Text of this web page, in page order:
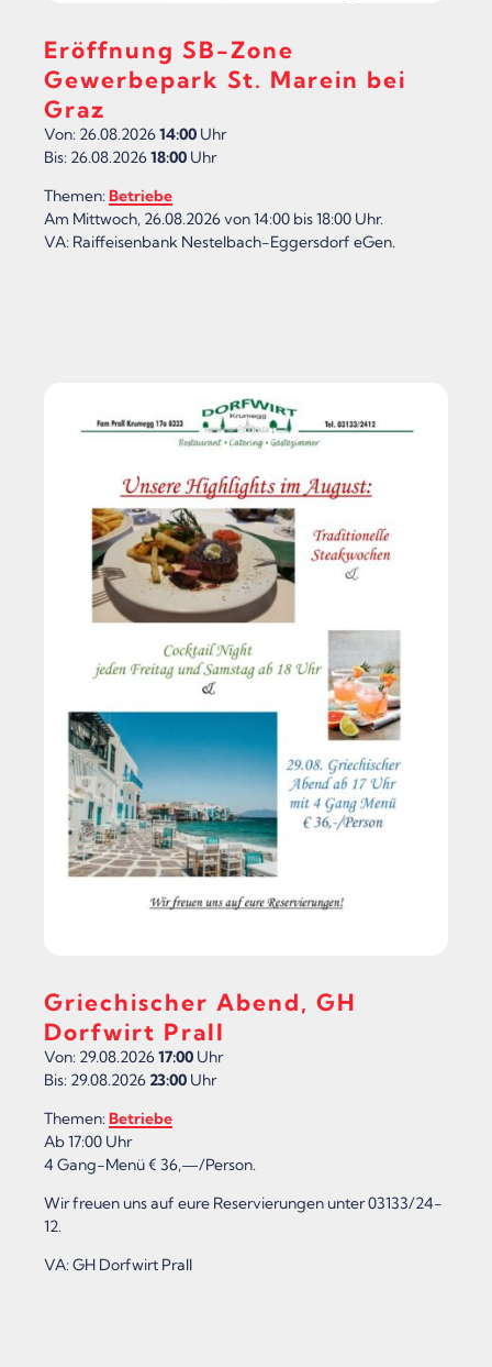
Eröffnung SB-Zone
Gewerbepark St. Marein bei
Graz
Von: 26.08.202614:00 Uhr
Bis: 26.08.202618:00 Uhr
Themen:Betriebe
Am Mittwoch, 26.08.2026 von 14:00 bis 18:00 Uhr.
VA: Raiffeisenbank Nestelbach-Eggersdorf eGen.
Griechischer Abend, GH
Dorfwirt Prall
Von: 29.08.202617:00 Uhr
Bis: 29.08.2026 23:00 Uhr
Themen:Betriebe
Ab 17:00 Uhr
4 Gang-Menü € 36,—/Person.
Wir freuen uns auf eure Reservierungen unter 03133/24-
12.
VA: GH Dorfwirt Prall